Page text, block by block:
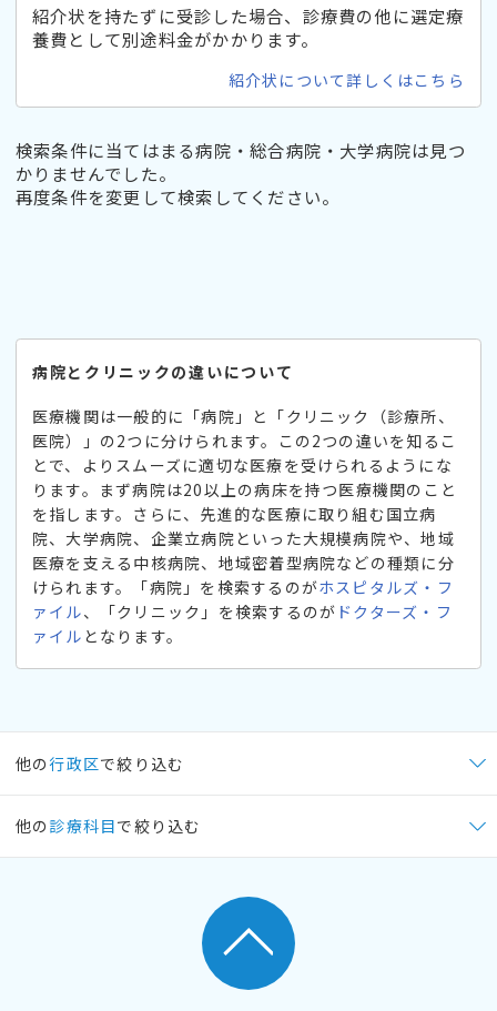
紹介状を持たずに受診した場合、診療費の他に選定療
養費として別途料金がかかります。
紹介状について詳しくはこちら
検索条件に当てはまる病院・総合病院・大学病院は見つ
かりませんでした。
再度条件を変更して検索してください。
病院とクリニックの違いについて
医療機関は一般的に「病院」と「クリニック（診療所、
医院）」の2つに分けられます。この2つの違いを知るこ
とで、よりスムーズに適切な医療を受けられるようにな
ります。まず病院は20以上の病床を持つ医療機関のこと
を指します。さらに、先進的な医療に取り組む国立病
院、大学病院、企業立病院といった大規模病院や、地域
医療を支える中核病院、地域密着型病院などの種類に分
けられます。「病院」を検索するのがホスピタルズ・フ
ァイル、「クリニック」を検索するのが ドクターズ・フ
ァイル となります。
他の行政区で絞り込む
他の 診療科目で絞り込む